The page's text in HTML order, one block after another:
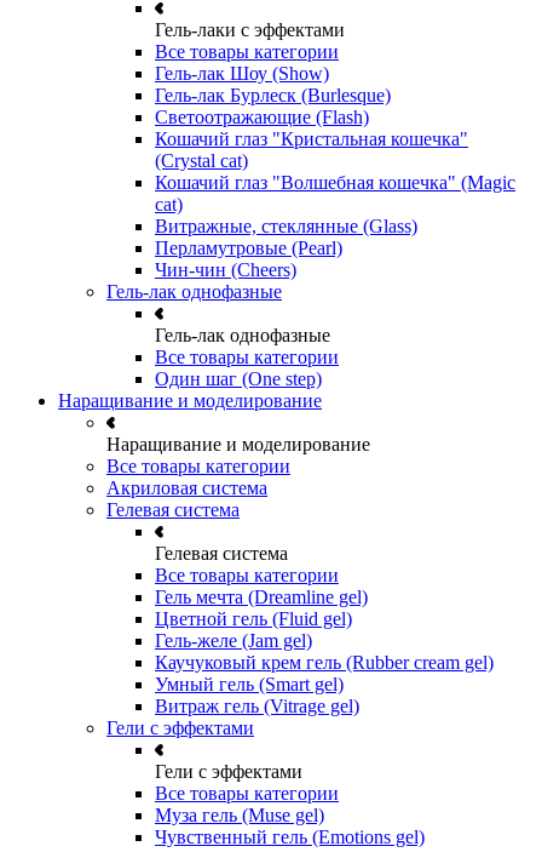
Гель-лаки с эффектами
Все товары категории
Гель-лак Шоу (Show)
Гель-лак Бурлеск (Burlesque)
Светоотражающие (Flash)
Кошачий глаз "Кристальная кошечка"
(Crystal cat)
Кошачий глаз "Волшебная кошечка" (Magic
cat)
Витражные, стеклянные (Glass)
Перламутровые (Pearl)
Чин-чин (Cheers)
Гель-лак однофазные
Гель-лак однофазные
Все товары категории
Один шаг (One step)
Наращивание и моделирование
Наращивание и моделирование
Все товары категории
Акриловая система
Гелевая система
Гелевая система
Все товары категории
Гель мечта (Dreamline gel)
Цветной гель (Fluid gel)
Гель-желе (Jam gel)
Каучуковый крем гель (Rubber cream gel)
Умный гель (Smart gel)
Витраж гель (Vitrage gel)
Гели с эффектами
Гели с эффектами
Все товары категории
Муза гель (Muse gel)
Чувственный гель (Emotions gel)